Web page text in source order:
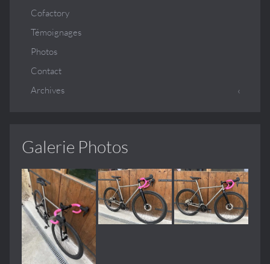
Cofactory
Témoignages
Photos
Contact
Archives
Galerie Photos